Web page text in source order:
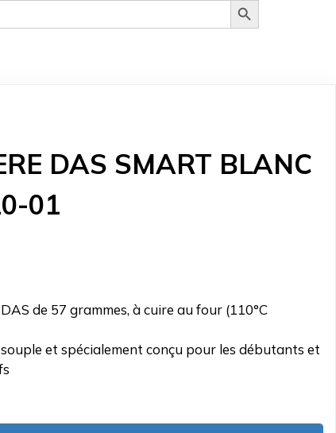
DAS SMART BLANC
01
de 57 grammes, à cuire au four (110°C
et spécialement conçu pour les débutants et